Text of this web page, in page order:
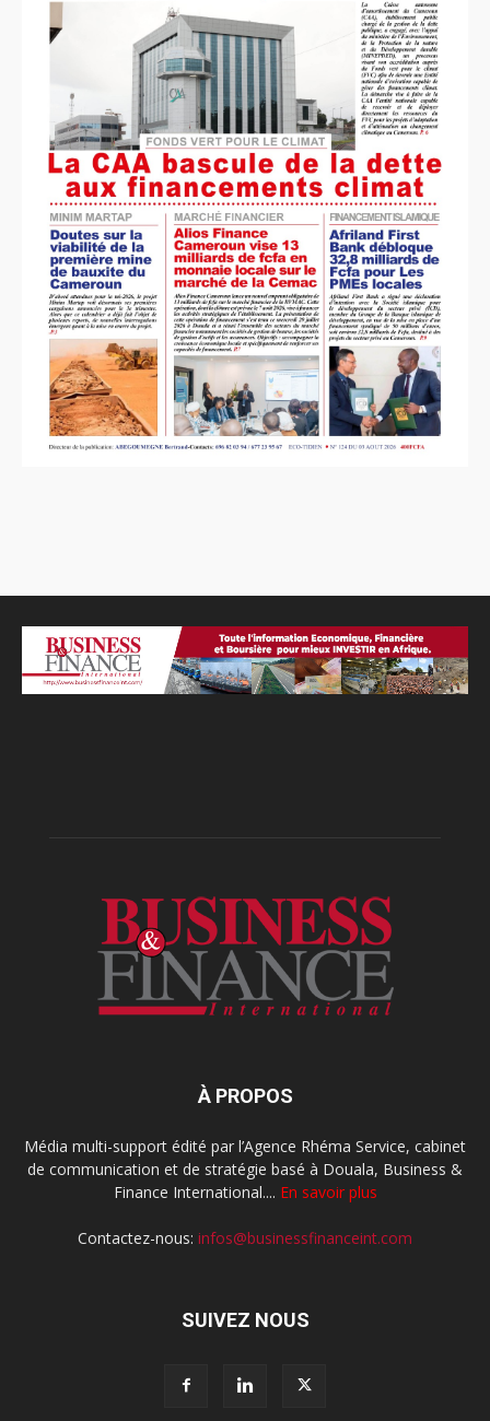
À PROPOS
Média multi-support édité par l’Agence Rhéma Service, cabinet
de communication et de stratégie basé à Douala, Business &
Finance International.... En savoir plus
Contactez-nous: infos@businessfinanceint.com
SUIVEZ NOUS